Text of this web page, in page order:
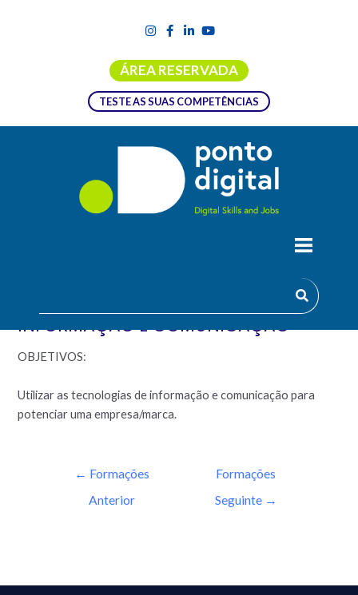
ÁREA RESERVADA
TESTE AS SUAS COMPETÊNCIAS
FORMAÇÃO EMPREGO + DIGITAL | E-
INFORMAÇÃO E COMUNICAÇÃO
OBJETIVOS:
Utilizar as tecnologias de informação e comunicação para
potenciar uma empresa/marca.
← Formações
Anterior
Formações
Seguinte →